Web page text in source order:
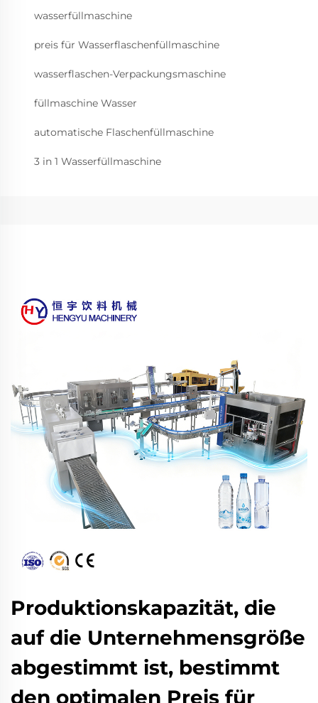
wasserfüllmaschine
preis für Wasserflaschenfüllmaschine
wasserflaschen-Verpackungsmaschine
füllmaschine Wasser
automatische Flaschenfüllmaschine
3 in 1 Wasserfüllmaschine
Produktionskapazität, die
auf die Unternehmensgröße
abgestimmt ist, bestimmt
den optimalen Preis für